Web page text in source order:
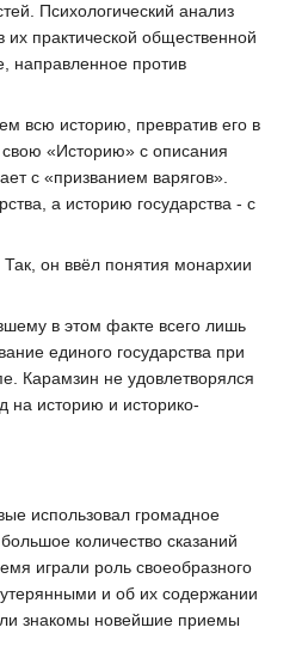
Психологический анализ
практической общественной
направленное против
всю историю, превратив его в
«Историю» с описания
с «призванием варягов».
а историю государства - с
он ввёл понятия монархии
в этом факте всего лишь
единого государства при
Карамзин не удовлетворялся
на историю и историко-
использовал громадное
количество сказаний
играли роль своеобразного
и об их содержании
знакомы новейшие приемы